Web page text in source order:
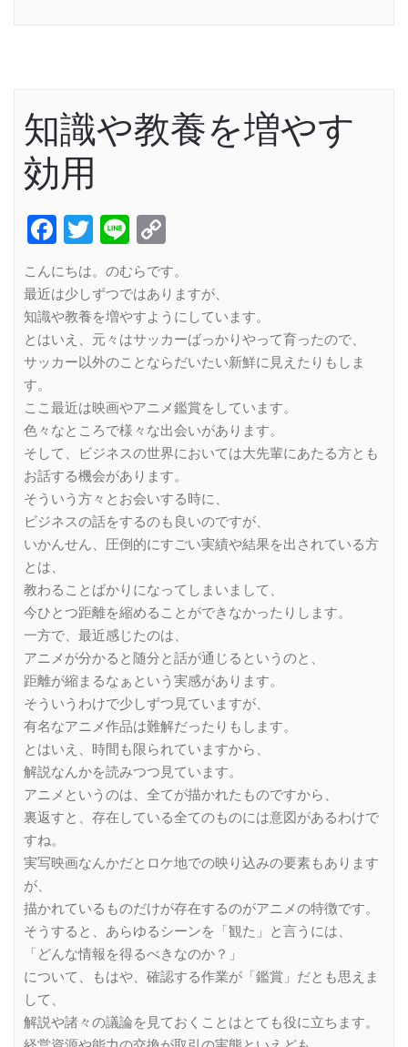
知識や教養を増やす
効用
Facebook
Twitter
Line
Link
こんにちは。のむらです。
最近は少しずつではありますが、
知識や教養を増やすようにしています。
とはいえ、元々はサッカーばっかりやって育ったので、
サッカー以外のことならだいたい新鮮に見えたりもしま
す。
ここ最近は映画やアニメ鑑賞をしています。
色々なところで様々な出会いがあります。
そして、ビジネスの世界においては大先輩にあたる方とも
お話する機会があります。
そういう方々とお会いする時に、
ビジネスの話をするのも良いのですが、
いかんせん、圧倒的にすごい実績や結果を出されている方
とは、
教わることばかりになってしまいまして、
今ひとつ距離を縮めることができなかったりします。
一方で、最近感じたのは、
アニメが分かると随分と話が通じるというのと、
距離が縮まるなぁという実感があります。
そういうわけで少しずつ見ていますが、
有名なアニメ作品は難解だったりもします。
とはいえ、時間も限られていますから、
解説なんかを読みつつ見ています。
アニメというのは、全てが描かれたものですから、
裏返すと、存在している全てのものには意図があるわけで
すね。
実写映画なんかだとロケ地での映り込みの要素もあります
が、
描かれているものだけが存在するのがアニメの特徴です。
そうすると、あらゆるシーンを「観た」と言うには、
「どんな情報を得るべきなのか？」
について、もはや、確認する作業が「鑑賞」だとも思えま
して、
解説や諸々の議論を見ておくことはとても役に立ちます。